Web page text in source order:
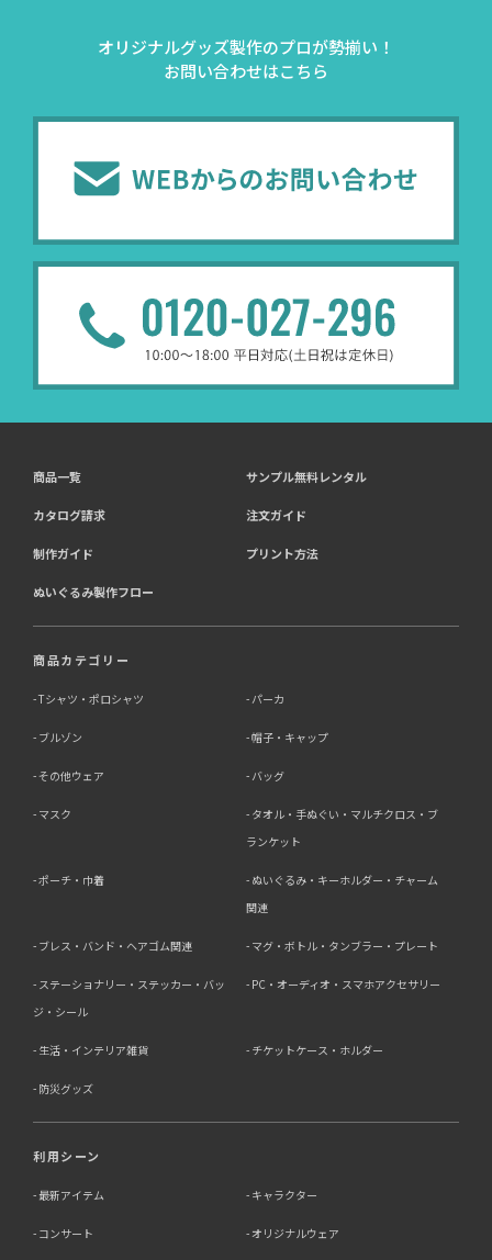
オリジナルグッズ製作のプロが勢揃い！
お問い合わせはこちら
商品一覧 サンプル無料レンタル
カタログ請求 注文ガイド
制作ガイド プリント方法
ぬいぐるみ製作フロー
商品カテゴリー
Tシャツ・ポロシャツ パーカ
ブルゾン 帽子・キャップ
その他ウェア バッグ
マスク
タオル・手ぬぐい・マルチクロス・ブ
ランケット
ポーチ・巾着
ぬいぐるみ・キーホルダー・チャーム
関連
ブレス・バンド・ヘアゴム関連 マグ・ボトル・タンブラー・プレート
ステーショナリー・ステッカー・バッ
ジ・シール
PC・オーディオ・スマホアクセサリー
生活・インテリア雑貨 チケットケース・ホルダー
防災グッズ
利用シーン
最新アイテム キャラクター
コンサート オリジナルウェア